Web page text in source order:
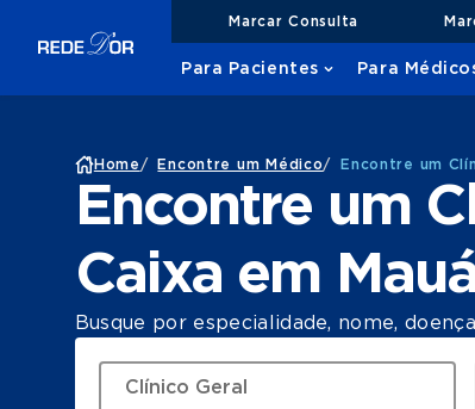
Marcar Consulta
Para Pacientes Para
Home / Encontre um Médico/ Encontre um
Encontre um
Caixa em
Busque por especialidade, nome,